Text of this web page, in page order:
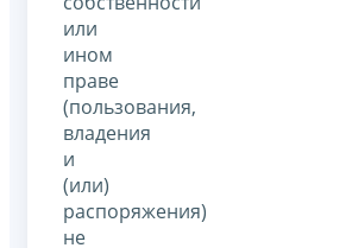
или
ином
праве
(пользования,
владения
и
(или)
распоряжения)
не